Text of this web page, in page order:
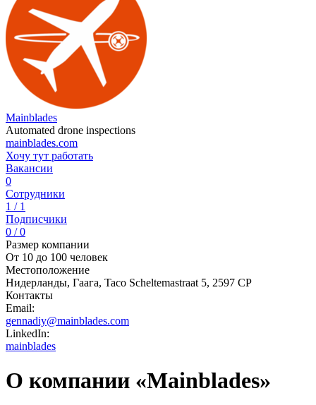
Mainblades
Automated drone inspections
mainblades.com
Хочу тут работать
Вакансии
0
Сотрудники
1 / 1
Подписчики
0 / 0
Размер компании
От 10 до 100 человек
Местоположение
Нидерланды, Гаага, Taco Scheltemastraat 5, 2597 CP
Контакты
Email:
gennadiy@mainblades.com
LinkedIn:
mainblades
О компании «Mainblades»